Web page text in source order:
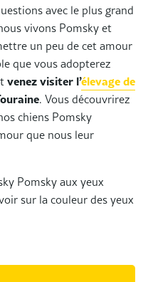
avec le plus grand
vivons Pomsky et
un peu de cet amour
que vous adopterez
venez visiter l’élevage de
. Vous découvrirez
chiens Pomsky
que nous leur
Pomsky aux yeux
sur la couleur des yeux